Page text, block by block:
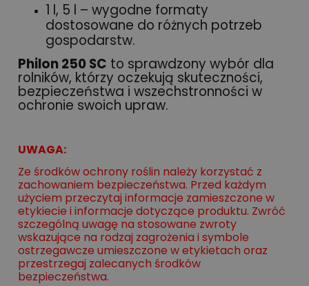
1 l, 5 l – wygodne formaty
dostosowane do różnych potrzeb
gospodarstw.
Philon 250 SC to sprawdzony wybór dla
rolników, którzy oczekują skuteczności,
bezpieczeństwa i wszechstronności w
ochronie swoich upraw.
UWAGA:
Ze środków ochrony roślin należy korzystać z
zachowaniem bezpieczeństwa. Przed każdym
użyciem przeczytaj informacje zamieszczone w
etykiecie i informacje dotyczące produktu. Zwróć
szczególną uwagę na stosowane zwroty
wskazujące na rodzaj zagrożenia i symbole
ostrzegawcze umieszczone w etykietach oraz
przestrzegaj zalecanych środków
bezpieczeństwa.